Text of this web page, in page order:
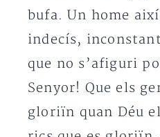
bufa. Un home
indecís,
que no s’afiguri
Senyor! Que els
gloriïn quan Déu